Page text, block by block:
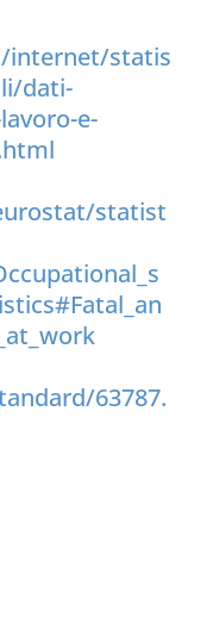
internet/statis
dati-
e-
statist
63787.